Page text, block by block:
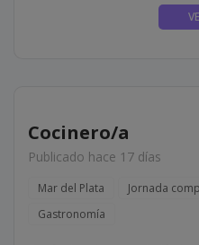
Cocinero/a
Publicado hace 17 días
Mar del Plata Jornada
Gastronomía